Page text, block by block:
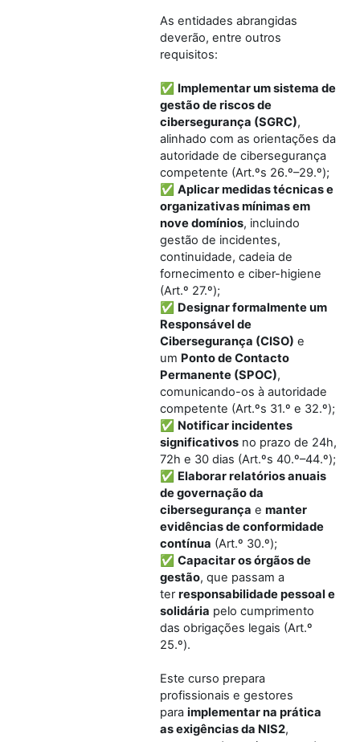
As entidades abrangidas
deverão, entre outros
requisitos:
✅ Implementar um sistema de
gestão de riscos de
cibersegurança (SGRC),
alinhado com as orientações da
autoridade de cibersegurança
competente (Art.ºs 26.º–29.º);
✅ Aplicar medidas técnicas e
organizativas mínimas em
nove domínios, incluindo
gestão de incidentes,
continuidade, cadeia de
fornecimento e ciber-higiene
(Art.º 27.º);
✅ Designar formalmente um
Responsável de
Cibersegurança (CISO) e
um Ponto de Contacto
Permanente (SPOC),
comunicando-os à autoridade
competente (Art.ºs 31.º e 32.º);
✅ Notificar incidentes
significativos no prazo de 24h,
72h e 30 dias (Art.ºs 40.º–44.º);
✅ Elaborar relatórios anuais
de governação da
cibersegurança e manter
evidências de conformidade
contínua (Art.º 30.º);
✅ Capacitar os órgãos de
gestão, que passam a
terresponsabilidade pessoal e
solidária pelo cumprimento
das obrigações legais (Art.º
25.º).
Este curso prepara
profissionais e gestores
para implementar na prática
as exigências da NIS2,